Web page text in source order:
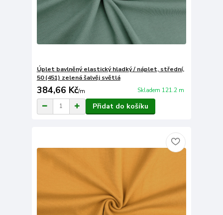
Úplet bavlněný elastický hladký / náplet, střední,
50 (451) zelená šalvěj světlá
384,66 Kč/m Skladem 121.2 m
Přidat do košíku